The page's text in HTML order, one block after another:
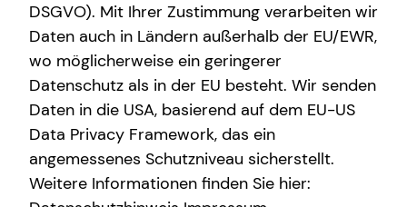
DSGVO). Mit Ihrer Zustimmung verarbeiten wir
Daten auch in Ländern außerhalb der EU/EWR,
wo möglicherweise ein geringerer
Datenschutz als in der EU besteht. Wir senden
Daten in die USA, basierend auf dem EU-US
Data Privacy Framework, das ein
angemessenes Schutzniveau sicherstellt.
Weitere Informationen finden Sie hier: